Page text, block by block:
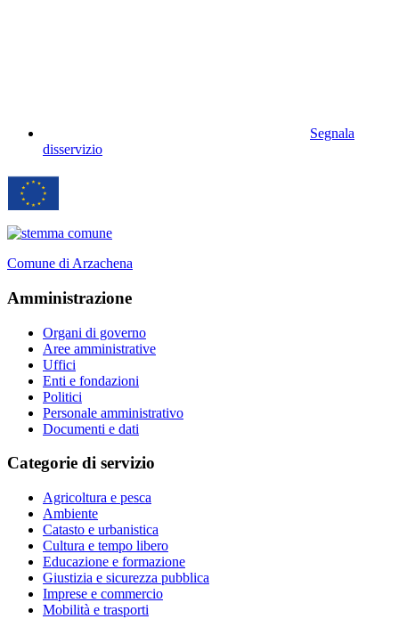
Segnala
disservizio
Comune di Arzachena
Amministrazione
Organi di governo
Aree amministrative
Uffici
Enti e fondazioni
Politici
Personale amministrativo
Documenti e dati
Categorie di servizio
Agricoltura e pesca
Ambiente
Catasto e urbanistica
Cultura e tempo libero
Educazione e formazione
Giustizia e sicurezza pubblica
Imprese e commercio
Mobilità e trasporti